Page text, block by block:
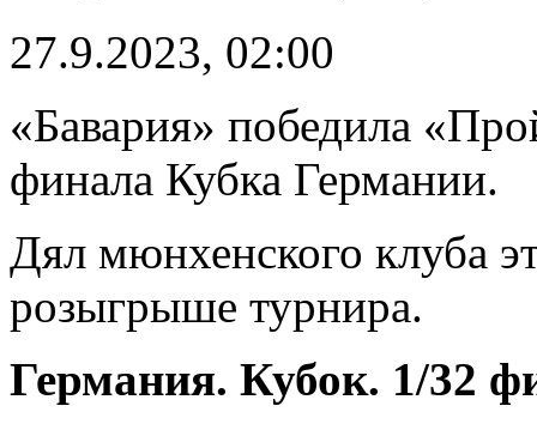
27.9.2023, 02:00
«Бавария» победила
финала Кубка Германии.
Дял мюнхенского клуба
розыгрыше турнира.
Германия. Кубок. 1/32